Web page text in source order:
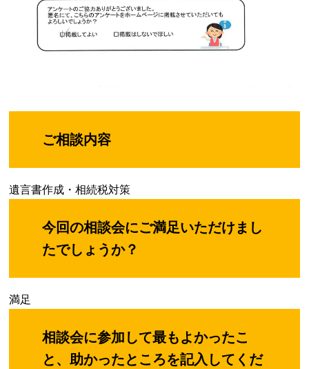
ご相談内容
遺言書作成・相続税対策
今回の相談会にご満足いただけまし
たでしょうか？
満足
相談会に参加して最もよかったこ
と、助かったところを記入してくだ